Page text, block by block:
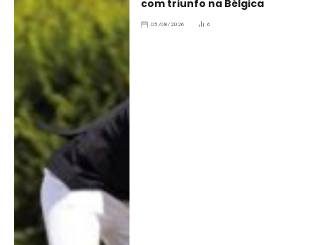
com triunfo na Bélgica
05/08/2026 6